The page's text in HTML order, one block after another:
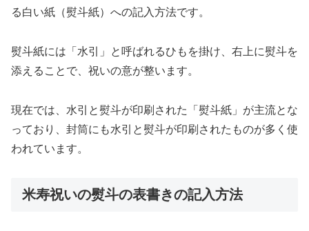
る白い紙（熨斗紙）への記入方法です。
熨斗紙には「水引」と呼ばれるひもを掛け、右上に熨斗を
添えることで、祝いの意が整います。
現在では、水引と熨斗が印刷された「熨斗紙」が主流とな
っており、封筒にも水引と熨斗が印刷されたものが多く使
われています。
米寿祝いの熨斗の表書きの記入方法